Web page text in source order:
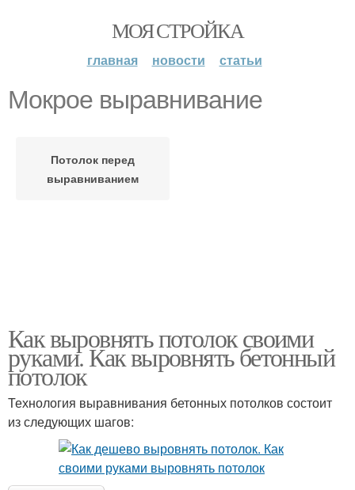
МОЯ СТРОЙКА
главная новости статьи
Мокрое выравнивание
Потолок перед
выравниванием
Как выровнять потолок своими
руками. Как выровнять бетонный
потолок
Технология выравнивания бетонных потолков состоит
из следующих шагов: